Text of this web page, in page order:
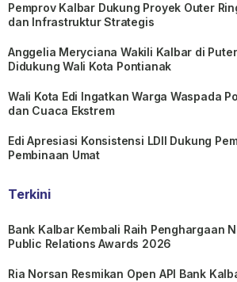
Pemprov Kalbar Dukung Proyek Outer
dan Infrastruktur Strategis
Anggelia Meryciana Wakili Kalbar di
Didukung Wali Kota Pontianak
Wali Kota Edi Ingatkan Warga Waspada
dan Cuaca Ekstrem
Edi Apresiasi Konsistensi LDII Dukung
Pembinaan Umat
Terkini
Bank Kalbar Kembali Raih Penghargaan
Public Relations Awards 2026
Ria Norsan Resmikan Open API Bank